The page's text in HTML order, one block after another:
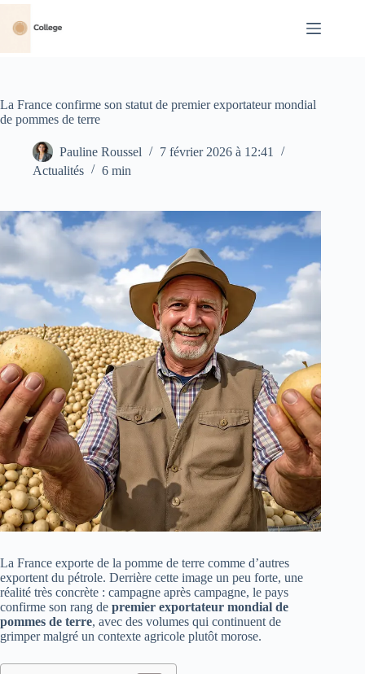
Passer
contenu
La France confirme son statut de premier exportateur mondial
de pommes de terre
Pauline Roussel
7 février 2026 à 12:41
Actualités
6 min
La France exporte de la pomme de terre comme d’autres
exportent du pétrole. Derrière cette image un peu forte, une
réalité très concrète : campagne après campagne, le pays
confirme son rang de premier exportateur mondial de
pommes de terre, avec des volumes qui continuent de
grimper malgré un contexte agricole plutôt morose.